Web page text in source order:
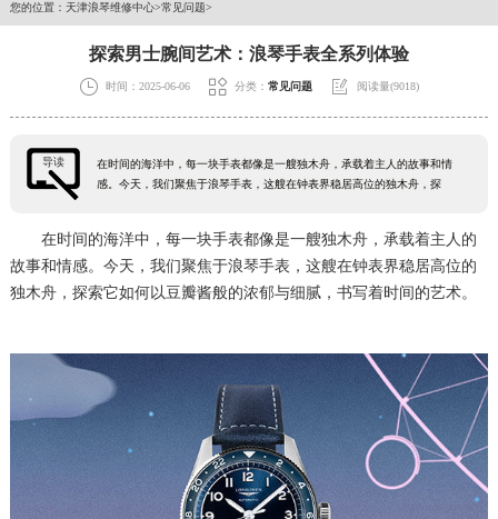
您的位置： 天津浪琴维修中心>常见问题>
探索男士腕间艺术：浪琴手表全系列体验
 时间：2025-06-06  分类： 常见问题  阅读量(9018)
导读
在时间的海洋中，每一块手表都像是一艘独木舟，承载着主人的故事和情
感。今天，我们聚焦于浪琴手表，这艘在钟表界稳居高位的独木舟，探
在时间的海洋中，每一块手表都像是一艘独木舟，承载着主人的
故事和情感。今天，我们聚焦于浪琴手表，这艘在钟表界稳居高位的
独木舟，探索它如何以豆瓣酱般的浓郁与细腻，书写着时间的艺术。